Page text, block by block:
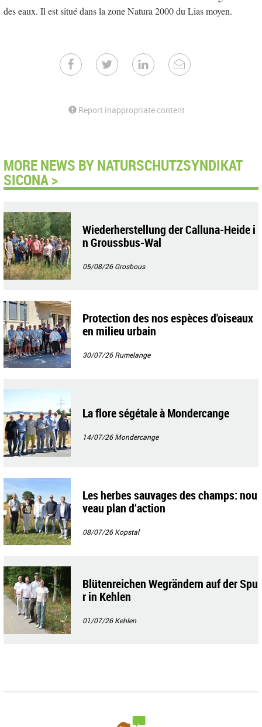
des eaux. Il est situé dans la zone Natura 2000 du Lias moyen.
Report inappropriate content
MORE NEWS BY NATURSCHUTZSYNDIKAT
SICONA >
Wiederherstellung der Calluna-Heide i
n Groussbus-Wal
05/08/26Grosbous
Protection des nos espèces d'oiseaux
en milieu urbain
30/07/26Rumelange
La flore ségétale à Mondercange
14/07/26Mondercange
Les herbes sauvages des champs: nou
veau plan d‘action
08/07/26Kopstal
Blütenreichen Wegrändern auf der Spu
r in Kehlen
01/07/26Kehlen